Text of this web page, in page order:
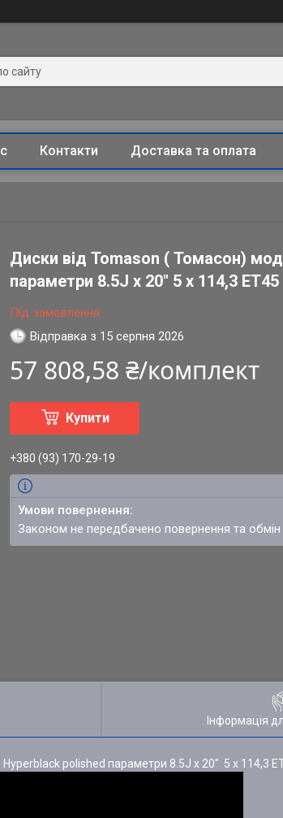
Контакти Доставка та оплата
Диски від Tomason ( Томасон)
параметри 8.5J x 20" 5 x 114,3 ET45
Під замовлення
Відправка з 15 серпня 2026
57 808,58 ₴/комплект
Купити
+380 (93) 170-29-19
Законом не передбачено повернення та
Інформація
polished параметри 8.5J x 20" 5 x 114,3